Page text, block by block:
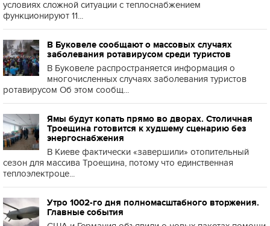
условиях сложной ситуации с теплоснабжением
функционируют 11...
В Буковеле сообщают о массовых случаях
заболевания ротавирусом среди туристов
В Буковеле распространяется информация о
многочисленных случаях заболевания туристов
ротавирусом Об этом сообщ...
Ямы будут копать прямо во дворах. Столичная
Троещина готовится к худшему сценарию без
энергоснабжения
В Киеве фактически «завершили» отопительный
сезон для массива Троещина, потому что единственная
теплоэлектроце...
Утро 1002-го дня полномасштабного вторжения.
Главные события